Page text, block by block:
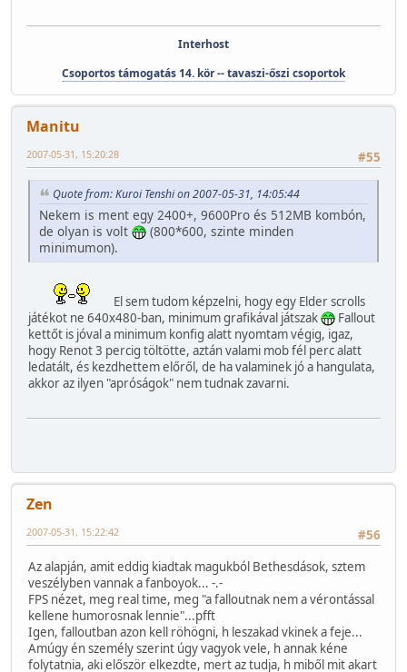
Interhost
Csoportos támogatás 14. kör -- tavaszi-őszi csoportok
Manitu
#55
2007-05-31, 15:20:28
Quote from: Kuroi Tenshi on 2007-05-31, 14:05:44
Nekem is ment egy 2400+, 9600Pro és 512MB kombón,
de olyan is volt
(800*600, szinte minden
minimumon).
El sem tudom képzelni, hogy egy Elder scrolls
játékot ne 640x480-ban, minimum grafikával játszak
Fallout
kettőt is jóval a minimum konfig alatt nyomtam végig, igaz,
hogy Renot 3 percig töltötte, aztán valami mob fél perc alatt
ledatált, és kezdhettem előről, de ha valaminek jó a hangulata,
akkor az ilyen "apróságok" nem tudnak zavarni.
Zen
#56
2007-05-31, 15:22:42
Az alapján, amit eddig kiadtak magukból Bethesdások, sztem
veszélyben vannak a fanboyok... -.-
FPS nézet, meg real time, meg "a falloutnak nem a vérontással
kellene humorosnak lennie"...pfft
Igen, falloutban azon kell röhögni, h leszakad vkinek a feje...
Amúgy én személy szerint úgy vagyok vele, h annak kéne
folytatnia, aki először elkezdte, mert az tudja, h miből mit akart